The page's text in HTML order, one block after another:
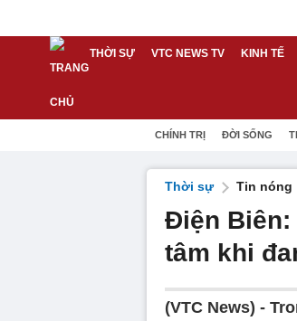
THỜI SỰ VTC NEWS TV KINH TẾ
CHÍNH TRỊ ĐỜI SỐNG
Thời sự Tin nóng
Điện Biên:
tâm khi
(VTC News) -